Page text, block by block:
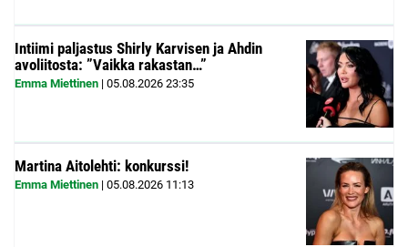
Intiimi paljastus Shirly Karvisen ja Ahdin
avoliitosta: ”Vaikka rakastan…”
Emma Miettinen | 05.08.2026 23:35
Martina Aitolehti: konkurssi!
Emma Miettinen | 05.08.2026 11:13